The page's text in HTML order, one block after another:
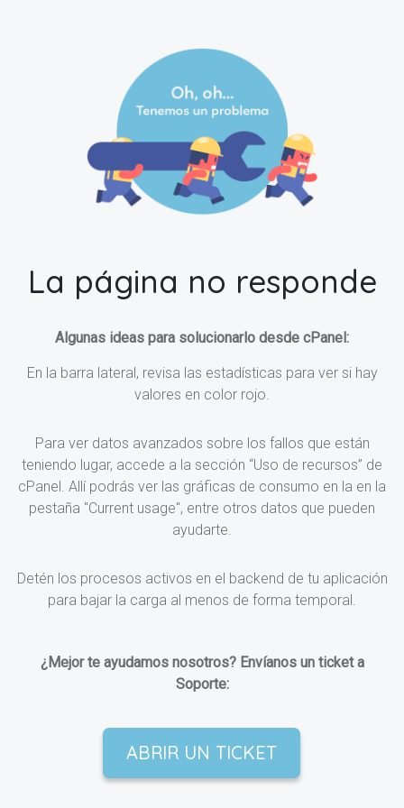
La página no responde
Algunas ideas para solucionarlo desde cPanel:
En la barra lateral, revisa las estadísticas para ver si hay
valores en color rojo.
Para ver datos avanzados sobre los fallos que están
teniendo lugar, accede a la sección “Uso de recursos” de
cPanel. Allí podrás ver las gráficas de consumo en la en la
pestaña "Current usage", entre otros datos que pueden
ayudarte.
Detén los procesos activos en el backend de tu aplicación
para bajar la carga al menos de forma temporal.
¿Mejor te ayudamos nosotros? Envíanos un ticket a
Soporte:
ABRIR UN TICKET